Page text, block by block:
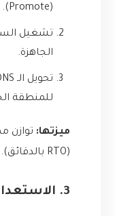
(Promote).
تشغيل
الجاهزة.
للمنطقة
ميزتها: توازن
(RTO بالدقائق).
3. الاستعداد الدافئ (Warm Standby)